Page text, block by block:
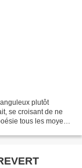
plutôt
se croisant de ne
tous les moyens